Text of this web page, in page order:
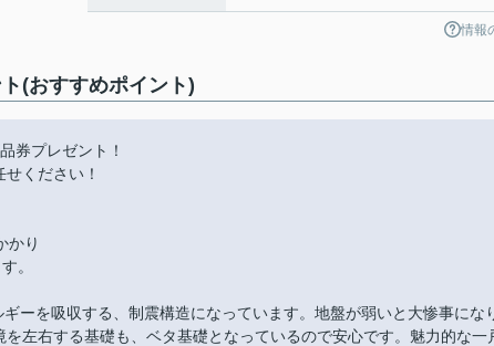
情報
(おすすめポイント)
券プレゼント！
ください！
かり
。
ーを吸収する、制震構造になっています。地盤が弱いと大惨事にな
左右する基礎も、ベタ基礎となっているので安心です。魅力的な一